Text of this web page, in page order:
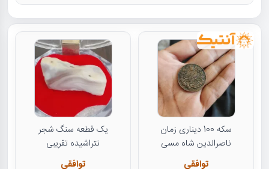
سکه 100 دیناری زمان
ناصرالدین شاه مسی
توافقی
یک قطعه سنگ شجر
نتراشیده تقریبی
توافقی